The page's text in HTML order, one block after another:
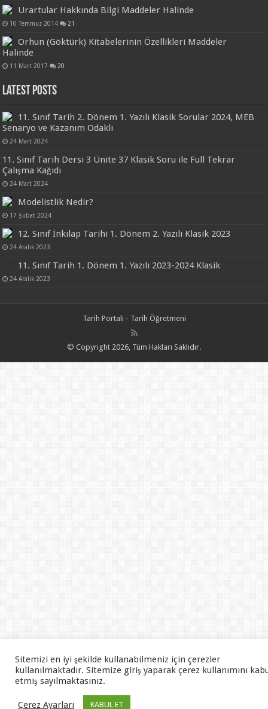
Urartular Hakkında Bilgi Maddeler Halinde
10 Temmuz 2014 21
Orhun (Göktürk) Kitabelerinin Özellikleri Maddeler
Halinde
11 Mart 2017 20
Latest Posts
11. Sınıf Tarih 2. Dönem 1. Yazılı Klasik Sorular 2024, MEB
Senaryo ve Kazanım Odaklı
24 Mart 2024
11. Sınıf Tarih Dersi 3 Ünite 37 Klasik Soru ile Full Tekrar
Çalışma Kağıdı
24 Mart 2024
Modelistlik Nedir?
17 Şubat 2024
12. Sınıf İnkılap Tarihi 1. Dönem 2. Yazılı Klasik 2023
24 Aralık 2023
11. Sınıf Tarih 1. Dönem 1. Yazılı 2023-2024 Klasik
24 Aralık 2023
Tarih Portalı - Tarih Öğretmeni
© Copyright 2026, Tüm Hakları Saklıdır.
Sitemizi en iyi şekilde kullanabilmeniz için çerezler
kullanılmaktadır. Sitemize giriş yaparak çerez kullanımını
etmiş sayılmaktasınız.
Çerez Ayarları KABUL ET